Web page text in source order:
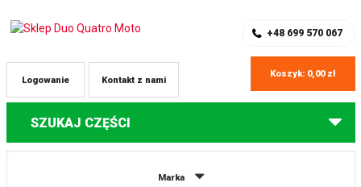
+48 699 570 067
Kontakt z nami
Logowanie
Koszyk: 0,00 zł
SZUKAJ CZĘŚCI
Marka
Części do quadów Polaris